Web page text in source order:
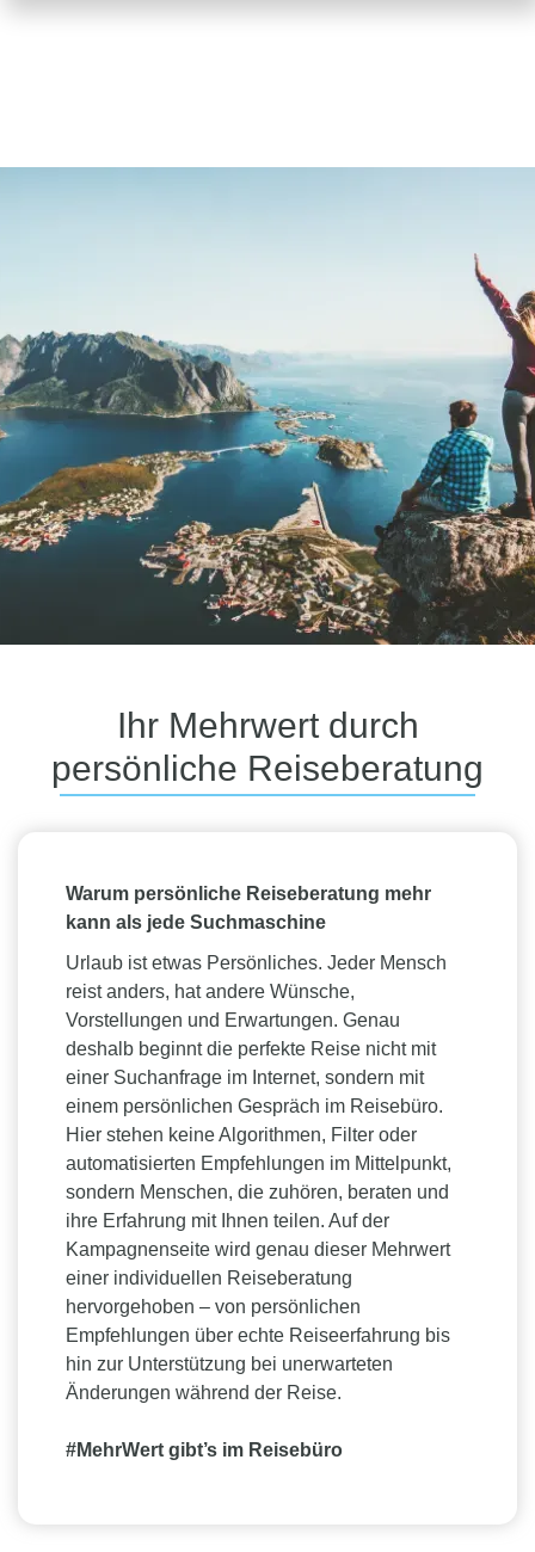
Ihr Mehrwert durch
persönliche Reiseberatung
Warum persönliche Reiseberatung mehr
kann als jede Suchmaschine
Urlaub ist etwas Persönliches. Jeder Mensch
reist anders, hat andere Wünsche,
Vorstellungen und Erwartungen. Genau
deshalb beginnt die perfekte Reise nicht mit
einer Suchanfrage im Internet, sondern mit
einem persönlichen Gespräch im Reisebüro.
Hier stehen keine Algorithmen, Filter oder
automatisierten Empfehlungen im Mittelpunkt,
sondern Menschen, die zuhören, beraten und
ihre Erfahrung mit Ihnen teilen. Auf der
Kampagnenseite wird genau dieser Mehrwert
einer individuellen Reiseberatung
hervorgehoben – von persönlichen
Empfehlungen über echte Reiseerfahrung bis
hin zur Unterstützung bei unerwarteten
Änderungen während der Reise.
#MehrWert gibt’s im Reisebüro